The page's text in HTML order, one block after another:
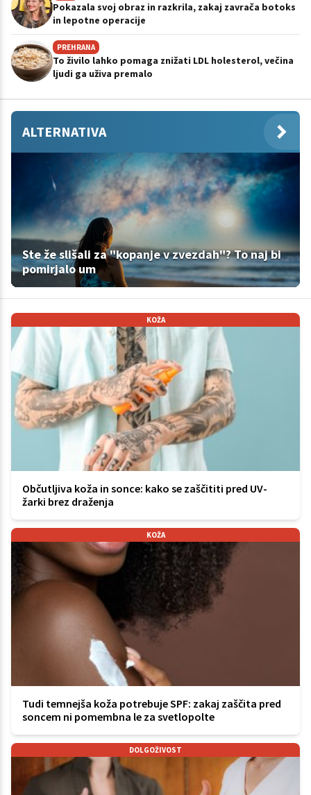
Pokazala svoj obraz in razkrila, zakaj zavrača botoks
in lepotne operacije
PREHRANA
To živilo lahko pomaga znižati LDL holesterol, večina
ljudi ga uživa premalo
ALTERNATIVA
Ste že slišali za "kopanje v zvezdah"? To naj bi
pomirjalo um
KOŽA
Občutljiva koža in sonce: kako se zaščititi pred UV-
žarki brez draženja
KOŽA
Tudi temnejša koža potrebuje SPF: zakaj zaščita pred
soncem ni pomembna le za svetlopolte
DOLGOŽIVOST